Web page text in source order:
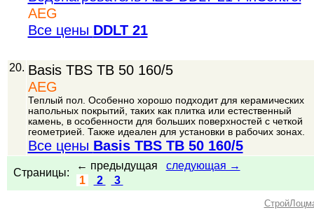
AEG
Все цены DDLT 21
20. Basis TBS TB 50 160/5
AEG
Теплый пол. Особенно хорошо подходит для керамических
напольных покрытий, таких как плитка или естественный
камень, в особенности для больших поверхностей с четкой
геометрией. Также идеален для установки в рабочих зонах.
Все цены Basis TBS TB 50 160/5
Страницы:
← предыдущая следующая →
1
2 3